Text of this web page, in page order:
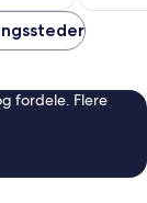
fordele. Flere